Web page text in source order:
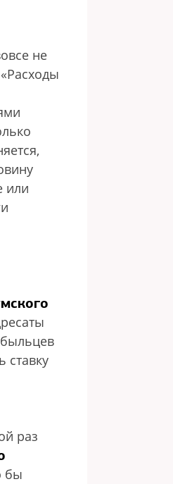
не
или
ставку
раз
бы